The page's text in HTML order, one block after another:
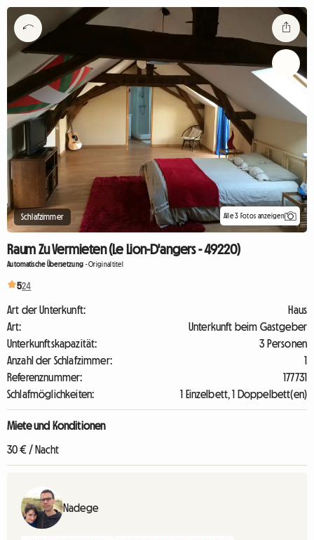
Schlafzimmer Alle 3 Fotos anzeigen
Raum Zu Vermieten (Le Lion-D'angers - 49220)
Automatische Übersetzung -Originaltitel
524
Art der Unterkunft:
Haus
Art:
Unterkunft beim Gastgeber
Unterkunftskapazität:
3 Personen
Anzahl der Schlafzimmer:
1
Referenznummer:
177731
Schlafmöglichkeiten:
1 Einzelbett, 1 Doppelbett(en)
Miete und Konditionen
30 € / Nacht
Nadege